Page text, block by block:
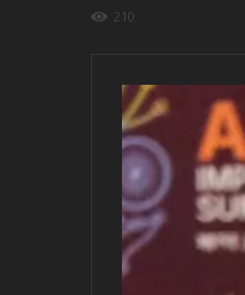
210